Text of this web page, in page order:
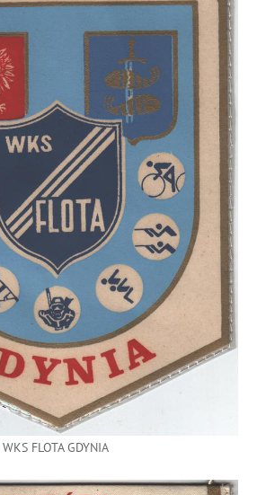
WKS FLOTA GDYNIA